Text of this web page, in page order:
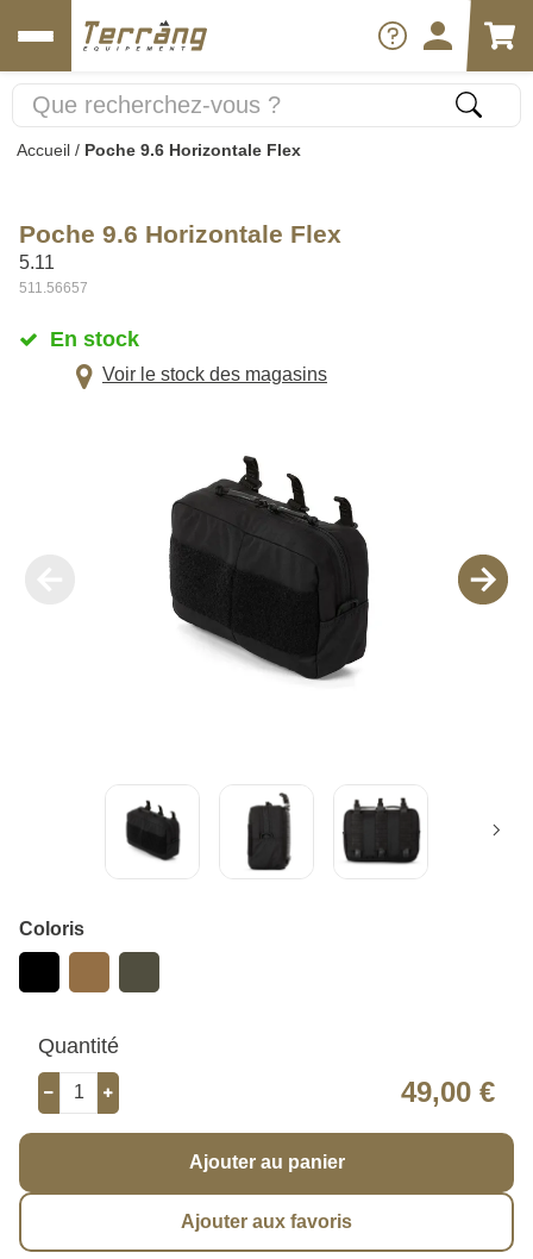
Accueil / Poche 9.6 Horizontale Flex
Poche 9.6 Horizontale Flex
5.11
511.56657
En stock
Voir le stock des magasins
Coloris
Quantité
49,00 €
Ajouter au panier
Ajouter aux favoris